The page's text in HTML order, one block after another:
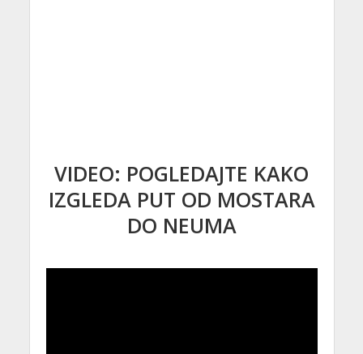
VIDEO: POGLEDAJTE KAKO
IZGLEDA PUT OD MOSTARA
DO NEUMA